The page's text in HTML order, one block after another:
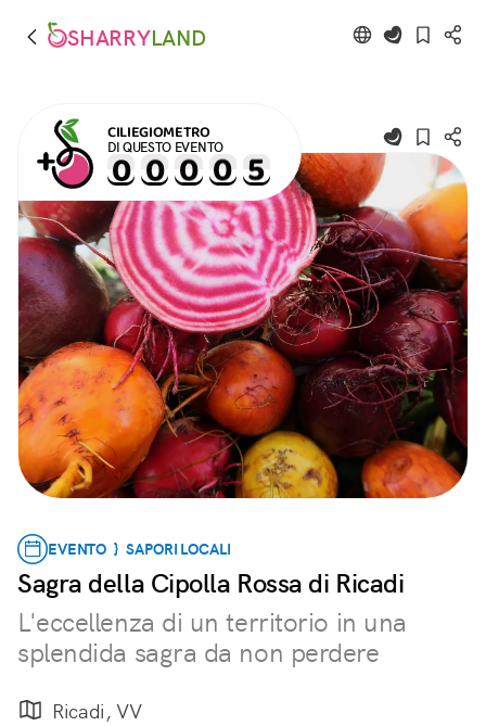
SHARRYLAND
CILIEGIOMETRO
DI QUESTO EVENTO
EVENTO } SAPORI LOCALI
Sagra della Cipolla Rossa di Ricadi
L'eccellenza di un territorio in una
splendida sagra da non perdere
Ricadi, VV